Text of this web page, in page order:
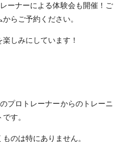
ーナーによる体験会も開催！ご
らご予約ください。
しみにしています！
プロトレーナーからのトレーニ
す。
のは特にありません。